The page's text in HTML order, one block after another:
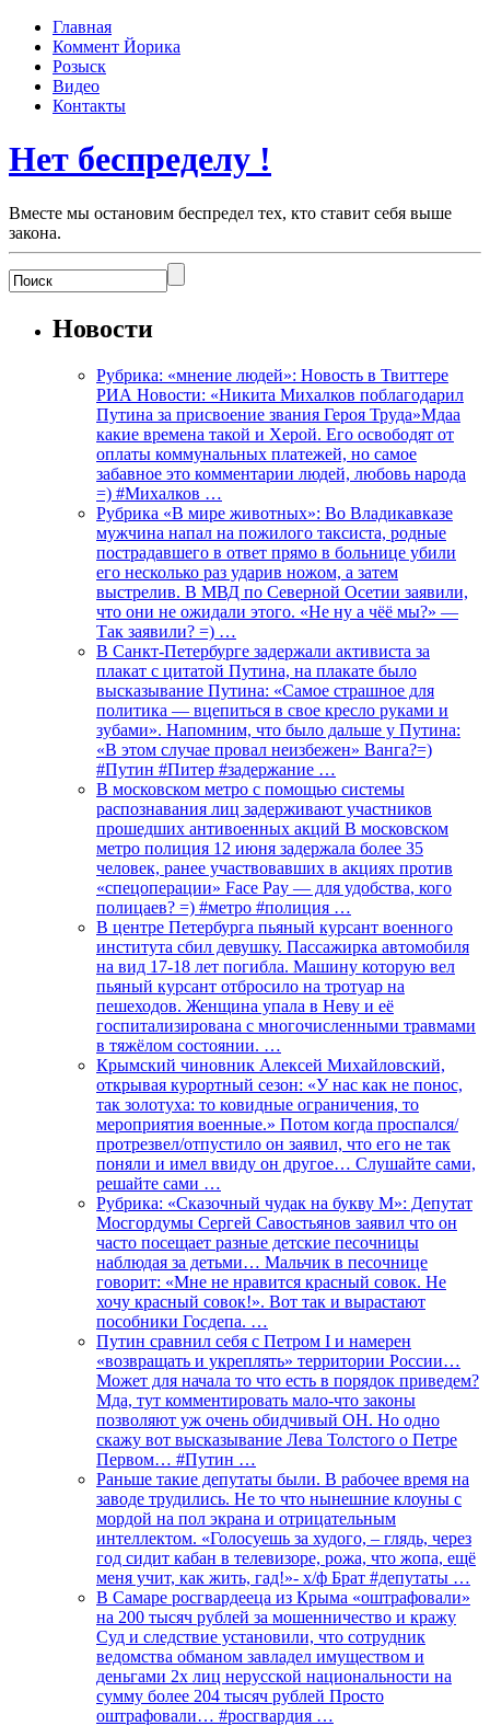
Главная
Коммент Йорика
Розыск
Видео
Контакты
Нет беспределу !
Вместе мы остановим беспредел тех, кто ставит себя выше
закона.
Новости
Рубрика: «мнение людей»: Новость в Твиттере
РИА Новости: «Никита Михалков поблагодарил
Путина за присвоение звания Героя Труда»Мдаа
какие времена такой и Херой. Его освободят от
оплаты коммунальных платежей, но самое
забавное это комментарии людей, любовь народа
=) #Михалков …
Рубрика «В мире животных»: Во Владикавказе
мужчина напал на пожилого таксиста, родные
пострадавшего в ответ прямо в больнице убили
его несколько раз ударив ножом, а затем
выстрелив. В МВД по Северной Осетии заявили,
что они не ожидали этого. «Не ну а чёё мы?» —
Так заявили? =) …
В Санкт-Петербурге задержали активиста за
плакат с цитатой Путина, на плакате было
высказывание Путина: «Самое страшное для
политика — вцепиться в свое кресло руками и
зубами». Напомним, что было дальше у Путина:
«В этом случае провал неизбежен» Ванга?=)
#Путин #Питер #задержание …
В московском метро с помощью системы
распознавания лиц задерживают участников
прошедших антивоенных акций В московском
метро полиция 12 июня задержала более 35
человек, ранее участвовавших в акциях против
«спецоперации» Face Pay — для удобства, кого
полицаев? =) #метро #полиция …
В центре Петербурга пьяный курсант военного
института сбил девушку. Пассажирка автомобиля
на вид 17-18 лет погибла. Машину которую вел
пьяный курсант отбросило на тротуар на
пешеходов. Женщина упала в Неву и её
госпитализирована с многочисленными травмами
в тяжёлом состоянии. …
Крымский чиновник Алексей Михайловский,
открывая курортный сезон: «У нас как не понос,
так золотуха: то ковидные ограничения, то
мероприятия военные.» Потом когда проспался/
протрезвел/отпустило он заявил, что его не так
поняли и имел ввиду он другое… Слушайте сами,
решайте сами …
Рубрика: «Сказочный чудак на букву М»: Депутат
Мосгордумы Сергей Савостьянов заявил что он
часто посещает разные детские песочницы
наблюдая за детьми… Мальчик в песочнице
говорит: «Мне не нравится красный совок. Не
хочу красный совок!». Вот так и вырастают
пособники Госдепа. …
Путин сравнил себя с Петром I и намерен
«возвращать и укреплять» территории России…
Может для начала то что есть в порядок приведем?
Мда, тут комментировать мало-что законы
позволяют уж очень обидчивый ОН. Но одно
скажу вот высказывание Лева Толстого о Петре
Первом… #Путин …
Раньше такие депутаты были. В рабочее время на
заводе трудились. Не то что нынешние клоуны с
мордой на пол экрана и отрицательным
интеллектом. «Голосуешь за худого, – глядь, через
год сидит кабан в телевизоре, рожа, что жопа, ещё
меня учит, как жить, гад!»- х/ф Брат #депутаты …
В Самаре росгвардееца из Крыма «оштрафовали»
на 200 тысяч рублей за мошенничество и кражу
Суд и следствие установили, что сотрудник
ведомства обманом завладел имуществом и
деньгами 2х лиц нерусской национальности на
сумму более 204 тысяч рублей Просто
оштрафовали… #росгвардия …